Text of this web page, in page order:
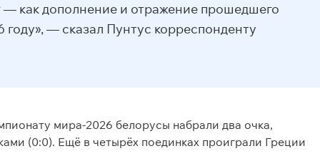
как дополнение и отражение прошедшего
году», — сказал Пунтус корреспонденту
мира-2026 белорусы набрали два очка,
(0:0). Ещё в четырёх поединках проиграли Греции